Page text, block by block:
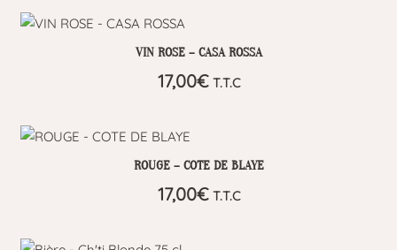
VIN ROSE – CASA ROSSA
17,00€ T.T.C
ROUGE – COTE DE BLAYE
17,00€ T.T.C